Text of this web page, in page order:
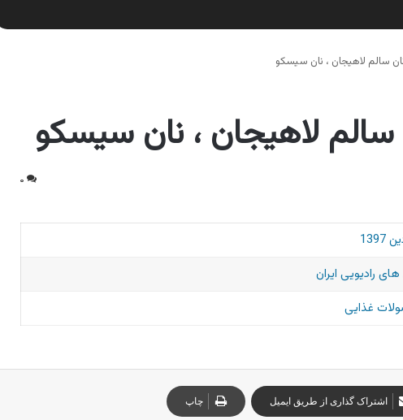
سالم لاهیجان ، نان سیسکو
لاهیجان ، نان سیسکو
۰
1397
رادیویی ایران
غذایی
اشتراک گذاری از طریق ایمیل چاپ